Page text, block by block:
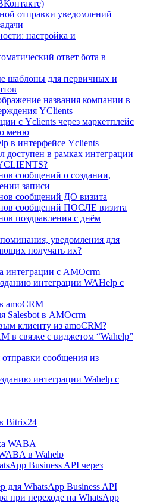
отправки уведомлений
настройка и
ответ бота в
шаблоны для первичных и
названия компании в
YClients
с Yclients через маркетплейс
меню
в интерфейсе Yclients
доступен в рамках интеграции
сообщений о создании,
записи
сообщений ДО визита
сообщений ПОСЛЕ визита
поздравления с днём
уведомления для
получать их?
интеграции с АМОcrm
интеграции WAHelp c
amoCRM
Salesbot в AMOcrm
клиенту из amoCRM?
в связке с виджетом “Wahelp”
сообщения из
интеграции Wahelp c
Bitrix24
WABA
в Wahelp
Business API через
для WhatsApp Business API
при переходе на WhatsApp